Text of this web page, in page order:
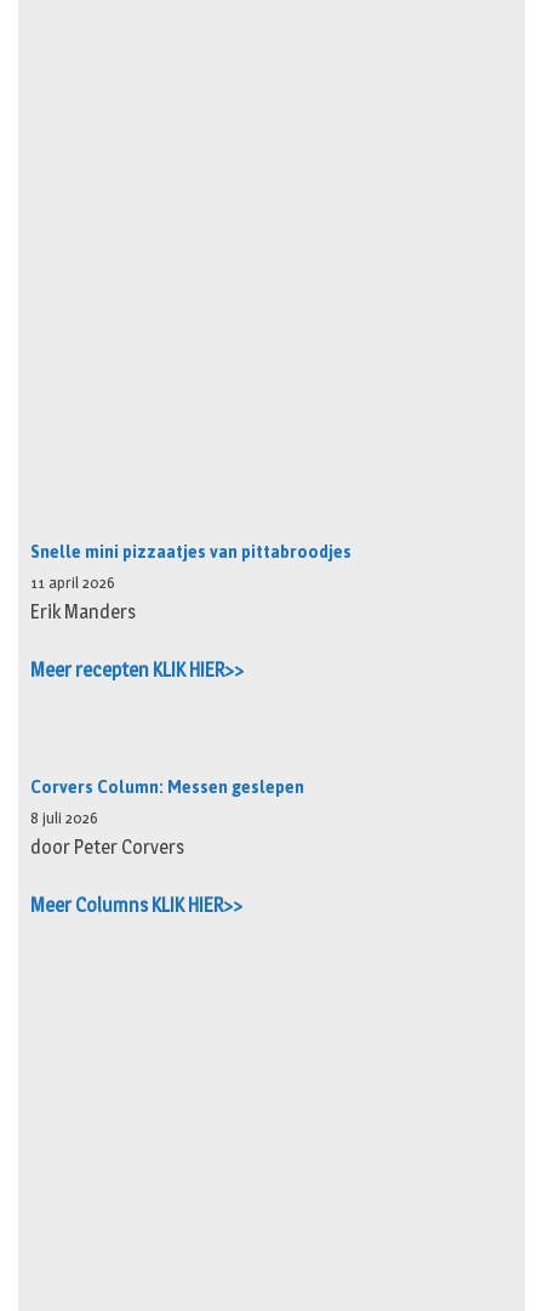
Snelle mini pizzaatjes van pittabroodjes
11 april 2026
Erik Manders
Meer recepten KLIK HIER>>
Corvers Column: Messen geslepen
8 juli 2026
door Peter Corvers
Meer Columns KLIK HIER>>